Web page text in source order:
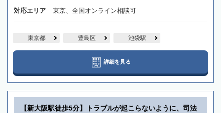
対応エリア 東京、全国オンライン相談可
東京都 豊島区 池袋駅
詳細を見る
【新大阪駅徒歩5分】トラブルが起こらないように、司法